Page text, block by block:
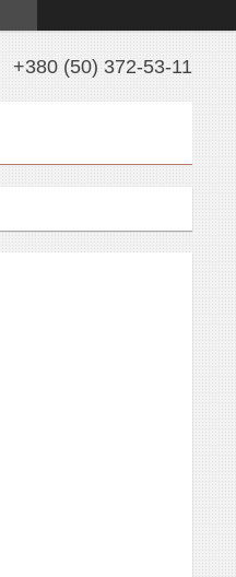
+380 (50) 372-53-11